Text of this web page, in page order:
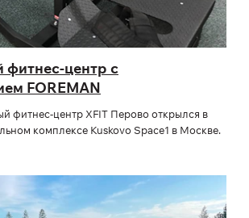
центр с
FOREMAN
фитнес-центр XFIT Перово открылся в
комплексе Kuskovo Space1 в Москве.